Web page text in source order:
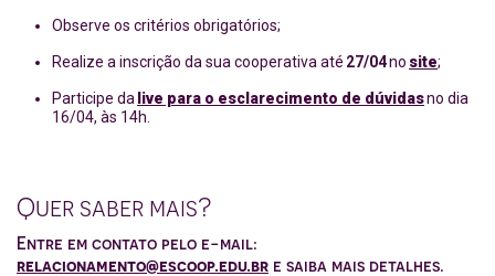
Observe os critérios obrigatórios;
Realize a inscrição da sua cooperativa até 27/04no site;
Participe da live para o esclarecimento de dúvidasno dia
16/04, às 14h.
Quer saber mais?
Entre em contato pelo e-mail:
relacionamento@escoop.edu.br e saiba mais detalhes.